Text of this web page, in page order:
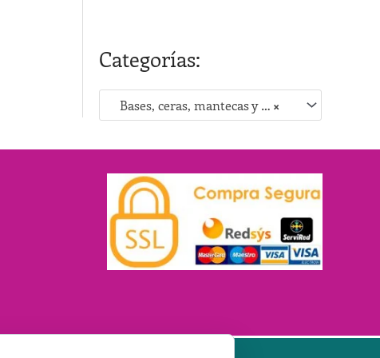
Categorías:
×
Bases, ceras, mantecas y emulsionantes